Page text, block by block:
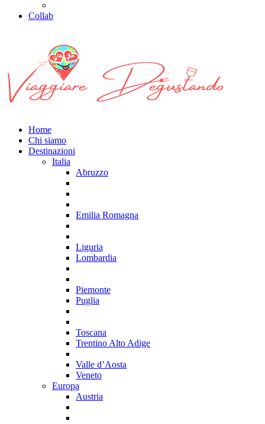
Collab
Home
Chi siamo
Destinazioni
Italia
Abruzzo
Emilia Romagna
Liguria
Lombardia
Piemonte
Puglia
Toscana
Trentino Alto Adige
Valle d’Aosta
Veneto
Europa
Austria